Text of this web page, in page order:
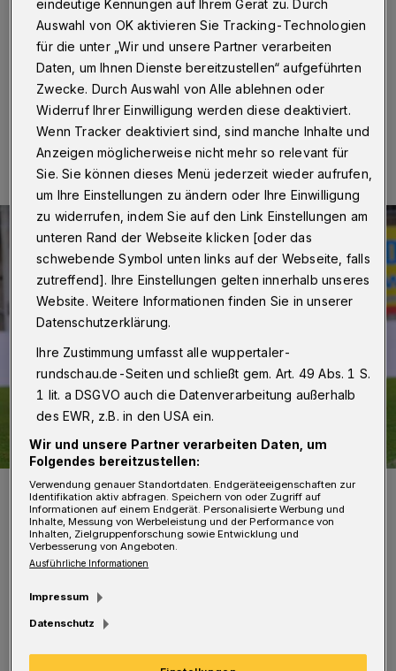
Der Fußball-Oberligist Wuppertaler SV hat den Sprung
an die Tabellenspitze verpasst. Gegen Germania
Ratingen setzte es eine 1:2 (1:0)-Heimniederlage.
16.11.2014 , 11:25 Uhr Eine Minute Lesezeit
Auch Dennis Schmidt (re.) konnte die Niederlage nicht verhindern.
Foto: Dirk Freund
I n einer engagierten ersten Halbzeit erzielte
eindeutige Kennungen auf Ihrem Gerät zu. Durch
Auswahl von OK aktivieren Sie Tracking-Technologien
für die unter „Wir und unsere Partner verarbeiten
Daten, um Ihnen Dienste bereitzustellen“ aufgeführten
Zwecke. Durch Auswahl von Alle ablehnen oder
Widerruf Ihrer Einwilligung werden diese deaktiviert.
Wenn Tracker deaktiviert sind, sind manche Inhalte und
Anzeigen möglicherweise nicht mehr so relevant für
Sie. Sie können dieses Menü jederzeit wieder aufrufen,
um Ihre Einstellungen zu ändern oder Ihre Einwilligung
zu widerrufen, indem Sie auf den Link Einstellungen am
unteren Rand der Webseite klicken [oder das
schwebende Symbol unten links auf der Webseite, falls
zutreffend]. Ihre Einstellungen gelten innerhalb unseres
Website. Weitere Informationen finden Sie in unserer
Datenschutzerklärung.
Ihre Zustimmung umfasst alle wuppertaler-
rundschau.de-Seiten und schließt gem. Art. 49 Abs. 1 S.
1 lit. a DSGVO auch die Datenverarbeitung außerhalb
des EWR, z.B. in den USA ein.
Wir und unsere Partner verarbeiten Daten, um
Folgendes bereitzustellen:
Verwendung genauer Standortdaten. Endgeräteeigenschaften zur
Identifikation aktiv abfragen. Speichern von oder Zugriff auf
Informationen auf einem Endgerät. Personalisierte Werbung und
Inhalte, Messung von Werbeleistung und der Performance von
Inhalten, Zielgruppenforschung sowie Entwicklung und
Verbesserung von Angeboten.
Ausführliche Informationen
Impressum
Datenschutz